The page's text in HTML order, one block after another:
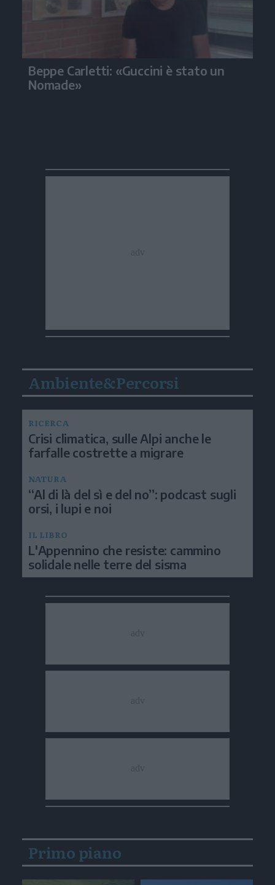
Beppe Carletti: «Guccini è stato un
Nomade»
Ambiente&Percorsi
RICERCA
Crisi climatica, sulle Alpi anche le
farfalle costrette a migrare
NATURA
“Al di là del sì e del no”: podcast sugli
orsi, i lupi e noi
IL LIBRO
L'Appennino che resiste: cammino
solidale nelle terre del sisma
Primo piano